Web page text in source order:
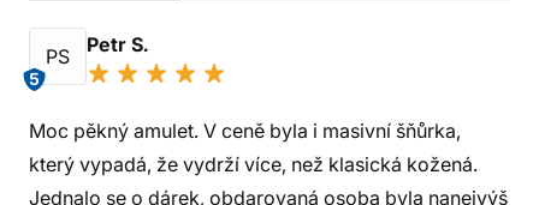
PS
5
Petr S.
Moc pěkný amulet. V ceně byla i masivní šňůrka,
který vypadá, že vydrží více, než klasická kožená.
Jednalo se o dárek, obdarovaná osoba byla nanejvýš